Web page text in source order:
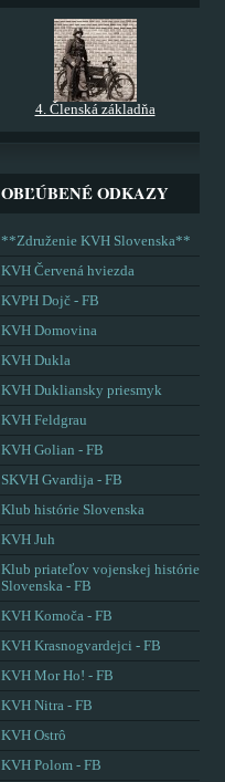
4. Členská základňa
OBĽÚBENÉ ODKAZY
**Združenie KVH Slovenska**
KVH Červená hviezda
KVPH Dojč - FB
KVH Domovina
KVH Dukla
KVH Dukliansky priesmyk
KVH Feldgrau
KVH Golian - FB
SKVH Gvardija - FB
Klub histórie Slovenska
KVH Juh
Klub priateľov vojenskej histórie
Slovenska - FB
KVH Komoča - FB
KVH Krasnogvardejci - FB
KVH Mor Ho! - FB
KVH Nitra - FB
KVH Ostrô
KVH Polom - FB